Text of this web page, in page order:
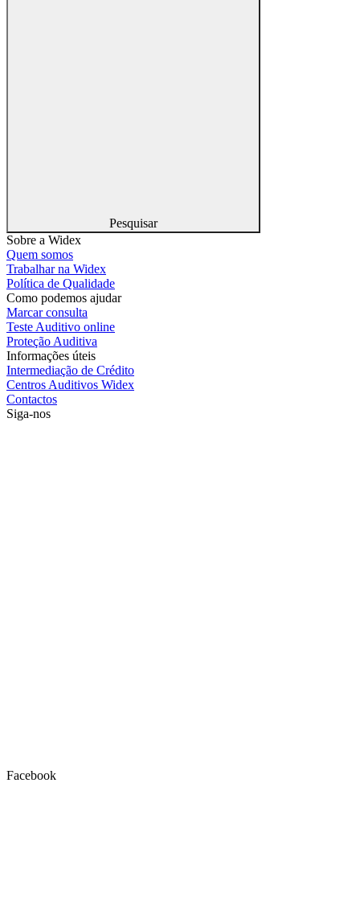
Pesquisar
Sobre a Widex
Quem somos
Trabalhar na Widex
Política de Qualidade
Como podemos ajudar
Marcar consulta
Teste Auditivo online
Proteção Auditiva
Informações úteis
Intermediação de Crédito
Centros Auditivos Widex
Contactos
Siga-nos
Facebook